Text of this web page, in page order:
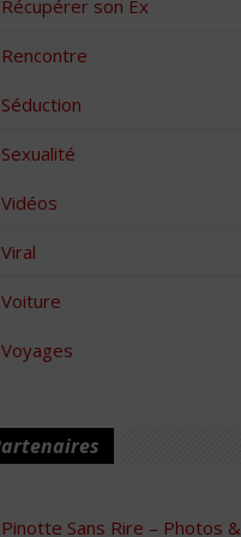
Récupérer son Ex
Rencontre
Séduction
Sexualité
Vidéos
Viral
Voiture
Voyages
Pinotte Sans Rire – Photos &